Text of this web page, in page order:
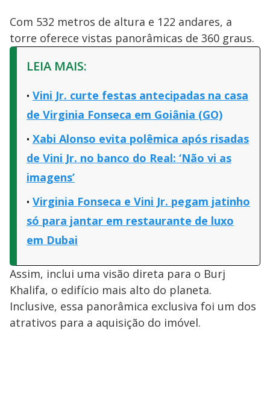
Com 532 metros de altura e 122 andares, a
torre oferece vistas panorâmicas de 360 graus.
LEIA MAIS:
Vini Jr. curte festas antecipadas na casa
de Virginia Fonseca em Goiânia (GO)
Xabi Alonso evita polêmica após risadas
de Vini Jr. no banco do Real: ‘Não vi as
imagens’
Virginia Fonseca e Vini Jr. pegam jatinho
só para jantar em restaurante de luxo
em Dubai
Assim, inclui uma visão direta para o Burj
Khalifa, o edifício mais alto do planeta.
Inclusive, essa panorâmica exclusiva foi um dos
atrativos para a aquisição do imóvel.